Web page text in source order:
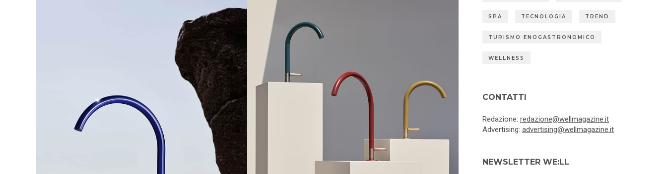
SPA TECNOLOGIA TREND
TURISMO ENOGASTRONOMICO
WELLNESS
CONTATTI
Redazione: redazione@wellmagazine.it
Advertising: advertising@wellmagazine.it
NEWSLETTER WE:LL